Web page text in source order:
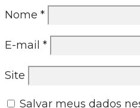
Nome *
E-mail *
Site
Salvar meus dados